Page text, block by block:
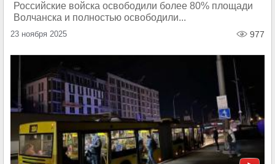
Российские войска освободили более 80% площади
Волчанска и полностью освободили...
23 ноября 2025 977